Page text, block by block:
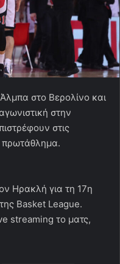
στο Βερολίνο και
στην
στις
πρωτάθλημα.
Ηρακλή για τη 17η
Basket League.
streaming το ματς,